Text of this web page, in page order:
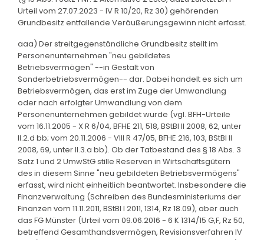
Urteil vom 27.07.2023 - IV R 10/20, Rz 30) gehörenden
Grundbesitz entfallende Veräußerungsgewinn nicht erfasst.
aaa) Der streitgegenständliche Grundbesitz stellt im
Personenunternehmen "neu gebildetes
Betriebsvermögen" --in Gestalt von
Sonderbetriebsvermögen-- dar. Dabei handelt es sich um
Betriebsvermögen, das erst im Zuge der Umwandlung
oder nach erfolgter Umwandlung von dem
Personenunternehmen gebildet wurde (vgl. BFH-Urteile
vom 16.11.2005 - X R 6/04, BFHE 211, 518, BStBl II 2008, 62, unter
II.2.d bb; vom 20.11.2006 - VIII R 47/05, BFHE 216, 103, BStBl II
2008, 69, unter II.3.a bb). Ob der Tatbestand des § 18 Abs. 3
Satz 1 und 2 UmwStG stille Reserven in Wirtschaftsgütern
des in diesem Sinne "neu gebildeten Betriebsvermögens"
erfasst, wird nicht einheitlich beantwortet. Insbesondere die
Finanzverwaltung (Schreiben des Bundesministeriums der
Finanzen vom 11.11.2011, BStBl I 2011, 1314, Rz 18.09), aber auch
das FG Münster (Urteil vom 09.06.2016 - 6 K 1314/15 G,F, Rz 50,
betreffend Gesamthandsvermögen, Revisionsverfahren IV